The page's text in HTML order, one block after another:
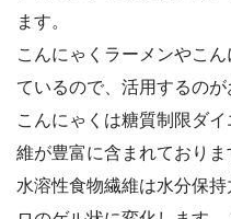
ます。
こんにゃくラーメンやこ
ているので、活用するのが
こんにゃくは糖質制限ダ
維が豊富に含まれておりま
水溶性食物繊維は水分保